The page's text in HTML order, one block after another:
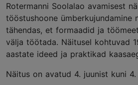
Rotermanni Soolalao avamisest
tööstushoone ümberkujundamine
tähendas, et formaadid ja
välja töötada. Näitusel kohtuvad
aastate ideed ja praktikad
Näitus on avatud 4. juunist kuni